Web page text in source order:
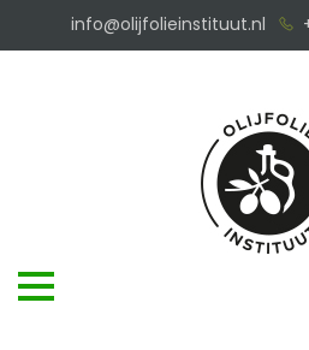
info@olijfolieinstituut.nl